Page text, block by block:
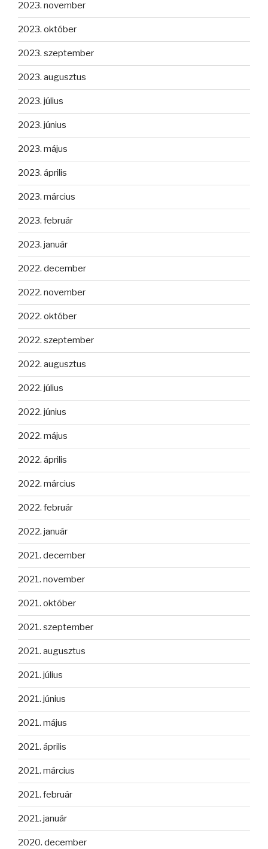
2023. november
2023. október
2023. szeptember
2023. augusztus
2023. július
2023. június
2023. május
2023. április
2023. március
2023. február
2023. január
2022. december
2022. november
2022. október
2022. szeptember
2022. augusztus
2022. július
2022. június
2022. május
2022. április
2022. március
2022. február
2022. január
2021. december
2021. november
2021. október
2021. szeptember
2021. augusztus
2021. július
2021. június
2021. május
2021. április
2021. március
2021. február
2021. január
2020. december